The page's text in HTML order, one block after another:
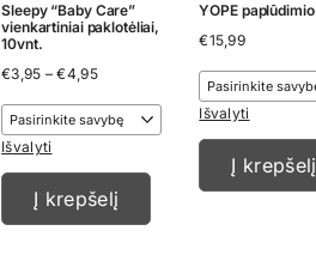
Sleepy “Baby Care”
vienkartiniai paklotėliai,
10vnt.
€3,95 – €4,95Price
€3,95
through
Išvalyti
Į krepšelį
YOPE
€15,99
Išvalyti
Į krepšelį